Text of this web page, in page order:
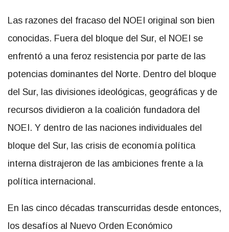
Las razones del fracaso del NOEI original son bien
conocidas. Fuera del bloque del Sur, el NOEI se
enfrentó a una feroz resistencia por parte de las
potencias dominantes del Norte. Dentro del bloque
del Sur, las divisiones ideológicas, geográficas y de
recursos dividieron a la coalición fundadora del
NOEI. Y dentro de las naciones individuales del
bloque del Sur, las crisis de economía política
interna distrajeron de las ambiciones frente a la
política internacional.
En las cinco décadas transcurridas desde entonces,
los desafíos al Nuevo Orden Económico